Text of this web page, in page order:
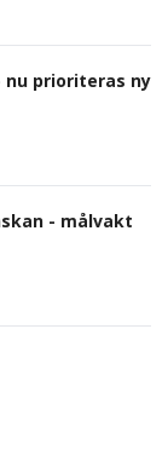
nu prioriteras ny
- målvakt